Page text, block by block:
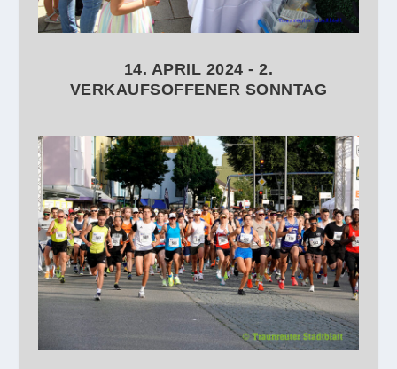
14. APRIL 2024 - 2.
VERKAUFSOFFENER SONNTAG